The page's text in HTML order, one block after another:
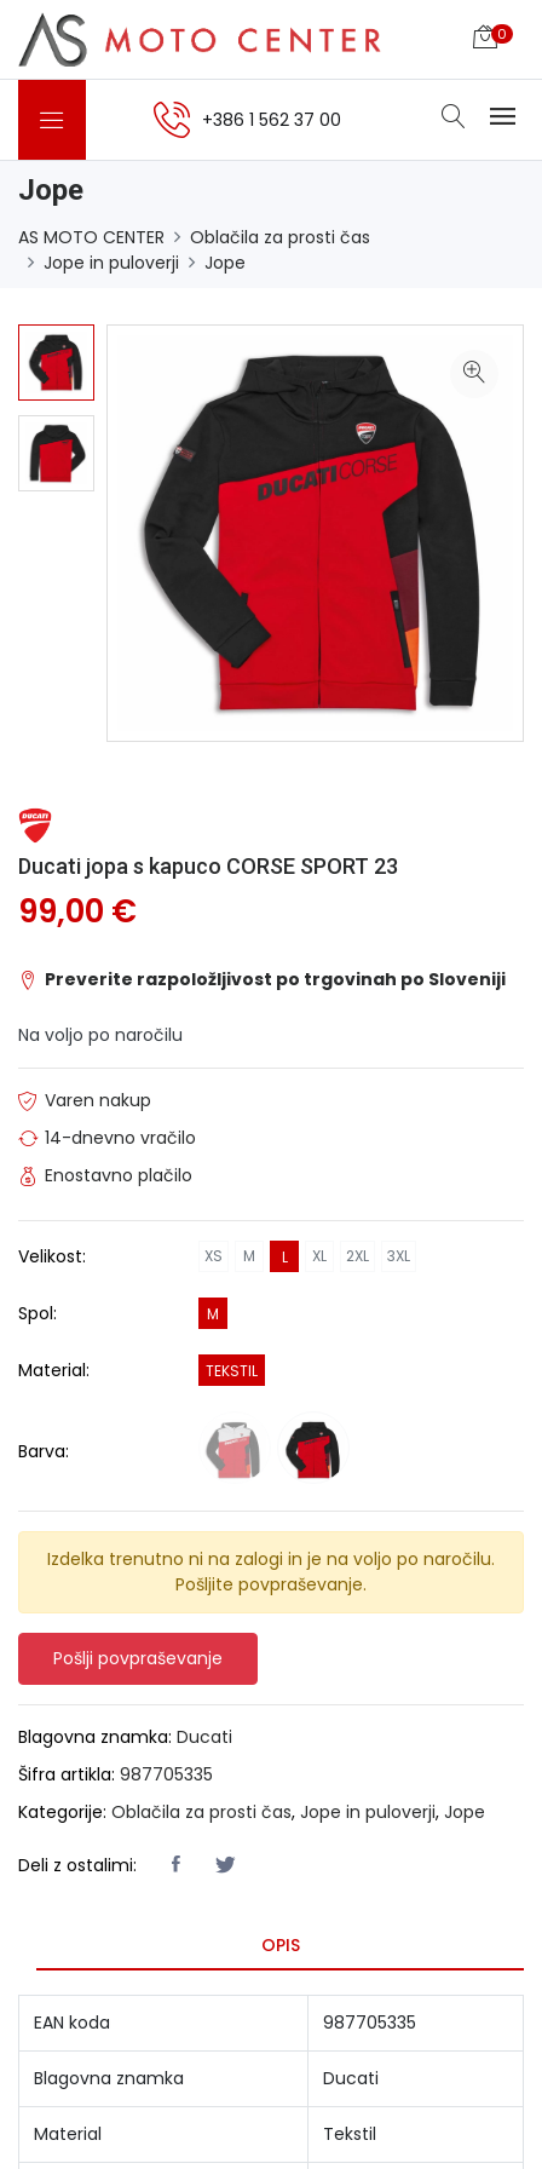
0
+386 1 562 37 00
Jope
AS MOTO CENTER
Oblačila za prosti čas
Jope in puloverji
Jope
Ducati jopa s kapuco CORSE SPORT 23
99,00 €
Preverite razpoložljivost po trgovinah po Sloveniji
Na voljo po naročilu
Varen nakup
14-dnevno vračilo
Enostavno plačilo
Velikost: XS M L XL 2XL 3XL
Spol: M
Material: TEKSTIL
Barva:
Izdelka trenutno ni na zalogi in je na voljo po naročilu.
Pošljite povpraševanje.
Pošlji povpraševanje
Blagovna znamka: Ducati
Šifra artikla: 987705335
Kategorije: Oblačila za prosti čas, Jope in puloverji, Jope
Deli z ostalimi:
OPIS
EAN koda 987705335
Blagovna znamka Ducati
Material Tekstil